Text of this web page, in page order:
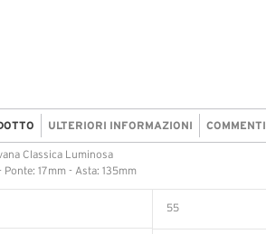
ULTERIORI INFORMAZIONI COMMENTI
Classica Luminosa
Ponte: 17mm - Asta: 135mm
55